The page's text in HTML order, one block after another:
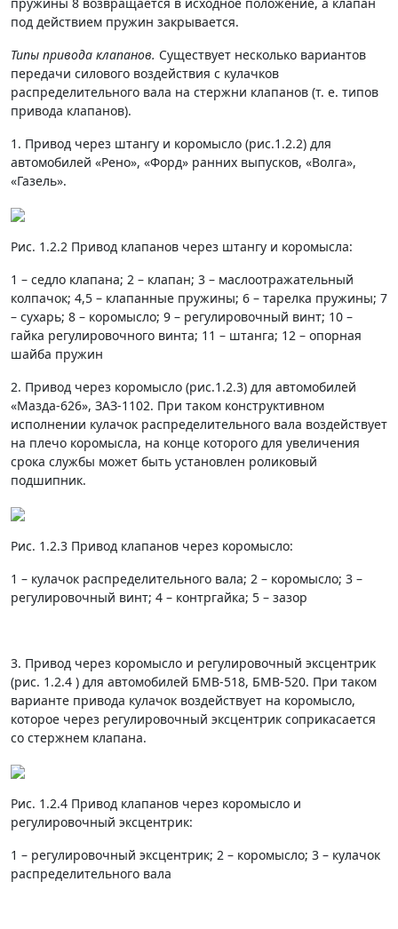
под действи­ем пружин закрывается.
Типы привода клапанов. Существует несколько вариантов
передачи силового воздействия с кулачков
распределительного вала на стержни клапанов (т. е. типов
привода клапанов).
1. Привод через штангу и коромысло (рис.1.2.2) для
автомобилей «Рено», «Форд» ранних выпусков, «Волга»,
«Газель».
Рис. 1.2.2 Привод клапанов через штангу и коромысла:
1 – седло клапана; 2 – клапан; 3 – маслоотражательный
колпачок; 4,5 – клапанные пружины; 6 – тарелка пружины; 7
– сухарь; 8 – коромысло; 9 – регулировочный винт; 10 –
гайка регулировочного винта; 11 – штанга; 12 – опорная
шайба пружин
2. Привод через коромысло (рис.1.2.3) для автомобилей
«Мазда-626», ЗАЗ-1102. При таком конструктивном
исполнении кулачок распределительного вала воздействует
на плечо коромысла, на конце которого для увеличения
срока службы может быть установлен роликовый
подшипник.
Рис. 1.2.3 Привод клапанов через коромысло:
1 – кулачок распределительного вала; 2 – коромысло; 3 –
регулировочный винт; 4 – контргайка; 5 – зазор
3. Привод через коромысло и регулировочный эксцентрик
(рис. 1.2.4 ) для автомобилей БМВ-518, БМВ-520. При таком
варианте привода кулачок воздействует на коромысло,
которое через регулировочный эксцентрик соприкасается
со стержнем клапана.
Рис. 1.2.4 Привод клапанов через коромысло и
регулировочный эксцентрик:
1 – регулировочный эксцентрик; 2 – коромысло; 3 – кулачок
распределительного вала